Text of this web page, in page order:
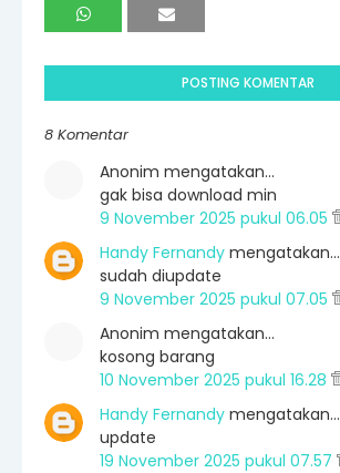
POSTING KOMENTAR
8 Komentar
Anonim mengatakan…
gak bisa download min
9 November 2025 pukul 06.05
Handy Fernandy mengatakan…
sudah diupdate
9 November 2025 pukul 07.05
Anonim mengatakan…
kosong barang
10 November 2025 pukul 16.28
Handy Fernandy mengatakan…
update
19 November 2025 pukul 07.57